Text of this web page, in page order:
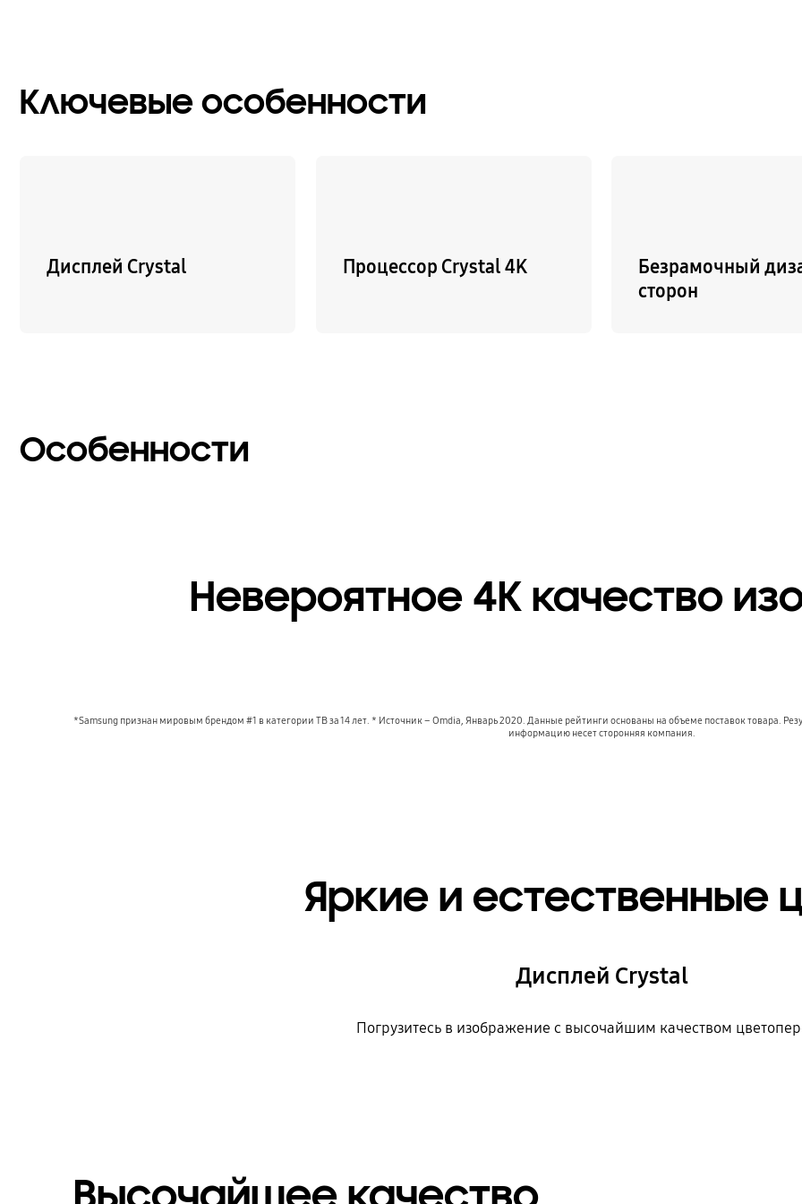
Ключевые особенности
Дисплей Crystal Процессор Crystal 4K
Безрамочный
сторон
Особенности
Невероятное 4К качество
*Samsung признан мировым брендом #1 в категории ТВ за 14 лет. * Источник – Omdia, Январь 2020. Данные рейтинги основаны на объеме поставок товара.
информацию несет сторонняя компания.
Яркие и естественные
Дисплей Crystal
Погрузитесь в изображение с высочайшим качеством